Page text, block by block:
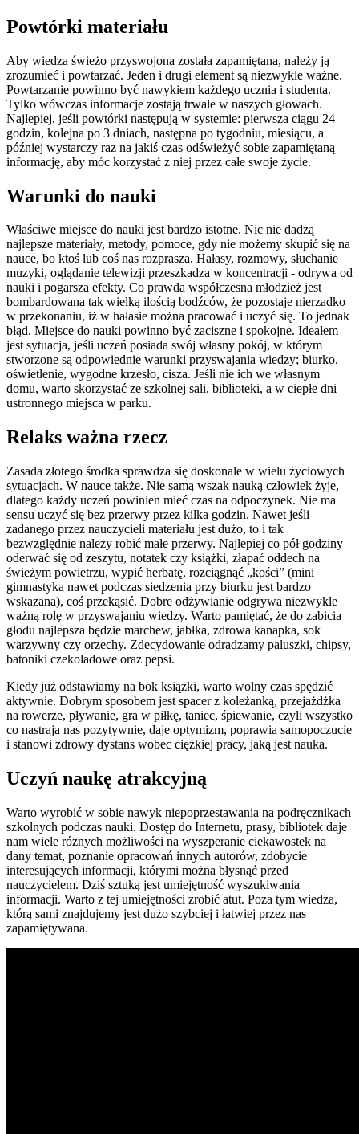
Powtórki materiału
Aby wiedza świeżo przyswojona została zapamiętana, należy ją
zrozumieć i powtarzać. Jeden i drugi element są niezwykle ważne.
Powtarzanie powinno być nawykiem każdego ucznia i studenta.
Tylko wówczas informacje zostają trwale w naszych głowach.
Najlepiej, jeśli powtórki następują w systemie: pierwsza ciągu 24
godzin, kolejna po 3 dniach, następna po tygodniu, miesiącu, a
później wystarczy raz na jakiś czas odświeżyć sobie zapamiętaną
informację, aby móc korzystać z niej przez całe swoje życie.
Warunki do nauki
Właściwe miejsce do nauki jest bardzo istotne. Nic nie dadzą
najlepsze materiały, metody, pomoce, gdy nie możemy skupić się na
nauce, bo ktoś lub coś nas rozprasza. Hałasy, rozmowy, słuchanie
muzyki, oglądanie telewizji przeszkadza w koncentracji - odrywa od
nauki i pogarsza efekty. Co prawda współczesna młodzież jest
bombardowana tak wielką ilością bodźców, że pozostaje nierzadko
w przekonaniu, iż w hałasie można pracować i uczyć się. To jednak
błąd. Miejsce do nauki powinno być zaciszne i spokojne. Ideałem
jest sytuacja, jeśli uczeń posiada swój własny pokój, w którym
stworzone są odpowiednie warunki przyswajania wiedzy; biurko,
oświetlenie, wygodne krzesło, cisza. Jeśli nie ich we własnym
domu, warto skorzystać ze szkolnej sali, biblioteki, a w ciepłe dni
ustronnego miejsca w parku.
Relaks ważna rzecz
Zasada złotego środka sprawdza się doskonale w wielu życiowych
sytuacjach. W nauce także. Nie samą wszak nauką człowiek żyje,
dlatego każdy uczeń powinien mieć czas na odpoczynek. Nie ma
sensu uczyć się bez przerwy przez kilka godzin. Nawet jeśli
zadanego przez nauczycieli materiału jest dużo, to i tak
bezwzględnie należy robić małe przerwy. Najlepiej co pół godziny
oderwać się od zeszytu, notatek czy książki, złapać oddech na
świeżym powietrzu, wypić herbatę, rozciągnąć „kości” (mini
gimnastyka nawet podczas siedzenia przy biurku jest bardzo
wskazana), coś przekąsić. Dobre odżywianie odgrywa niezwykle
ważną rolę w przyswajaniu wiedzy. Warto pamiętać, że do zabicia
głodu najlepsza będzie marchew, jabłka, zdrowa kanapka, sok
warzywny czy orzechy. Zdecydowanie odradzamy paluszki, chipsy,
batoniki czekoladowe oraz pepsi.
Kiedy już odstawiamy na bok książki, warto wolny czas spędzić
aktywnie. Dobrym sposobem jest spacer z koleżanką, przejażdżka
na rowerze, pływanie, gra w piłkę, taniec, śpiewanie, czyli wszystko
co nastraja nas pozytywnie, daje optymizm, poprawia samopoczucie
i stanowi zdrowy dystans wobec ciężkiej pracy, jaką jest nauka.
Uczyń naukę atrakcyjną
Warto wyrobić w sobie nawyk niepoprzestawania na podręcznikach
szkolnych podczas nauki. Dostęp do Internetu, prasy, bibliotek daje
nam wiele różnych możliwości na wyszperanie ciekawostek na
dany temat, poznanie opracowań innych autorów, zdobycie
interesujących informacji, którymi można błysnąć przed
nauczycielem. Dziś sztuką jest umiejętność wyszukiwania
informacji. Warto z tej umiejętności zrobić atut. Poza tym wiedza,
którą sami znajdujemy jest dużo szybciej i łatwiej przez nas
zapamiętywana.